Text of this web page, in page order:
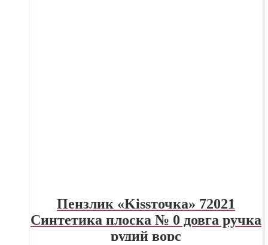
Пензлик «Kissточка» 72021
Синтетика плоска № 0 довга ручка
рудий ворс